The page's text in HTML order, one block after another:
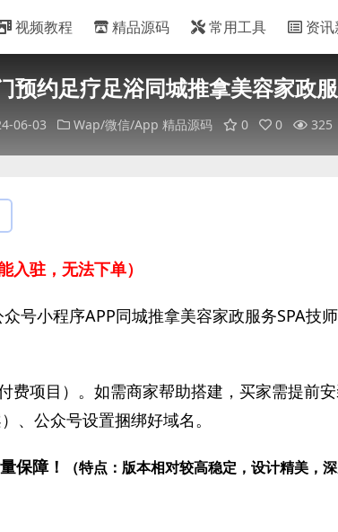
视频教程 精品源码 常用工具 资
约足疗足浴同城推拿美容家政
06-03 Wap/微信/App 精品源码 0 0 325
驻，无法下单）
号小程序APP同城推拿美容家政服务SPA技
费项目）。如需商家帮助搭建，买家需提前
、公众号设置捆绑好域名。
保障！
（特点：版本相对较高稳定，设计精美，